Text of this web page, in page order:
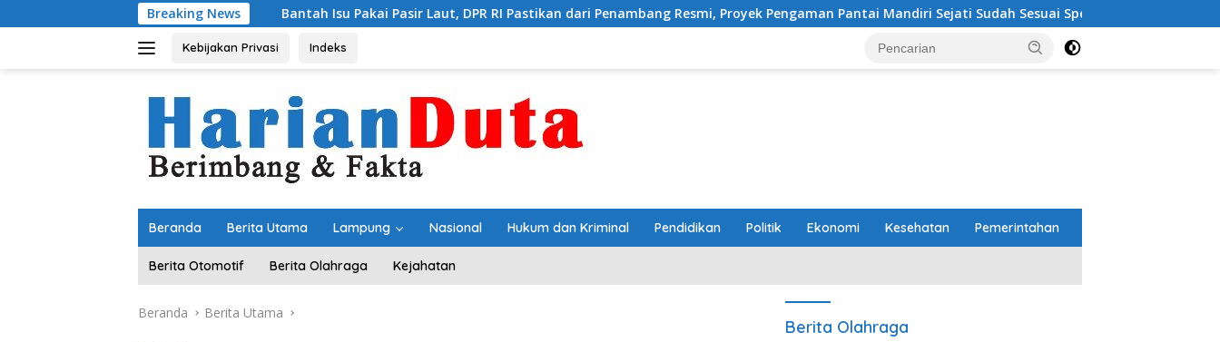
ke
Breaking News
Bantah Isu Pakai Pasir Laut, DPR RI Pastikan dari Penambang Resmi, Proyek Pengaman Pantai Mandiri Sejati Sudah Sesuai Spesifikasi Perbaikan Jalan RA
Kebijakan Privasi Indeks
Beranda Berita Utama Lampung Nasional Hukum dan Kriminal Pendidikan Politik Ekonomi Kesehatan Pemerintahan
Berita Otomotif Berita Olahraga Kejahatan
Beranda Berita Utama
Berita Olahraga